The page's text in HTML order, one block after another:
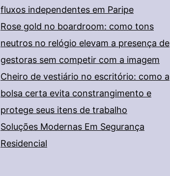
fluxos independentes em Paripe
Rose gold no boardroom: como tons
neutros no relógio elevam a presença de
gestoras sem competir com a imagem
Cheiro de vestiário no escritório: como a
bolsa certa evita constrangimento e
protege seus itens de trabalho
Soluções Modernas Em Segurança
Residencial